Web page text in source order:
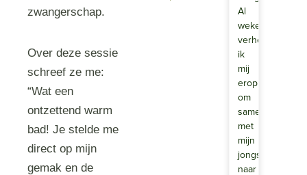
zwangerschap.
Over deze sessie
schreef ze me:
“Wat een
ontzettend warm
bad! Je stelde me
direct op mijn
gemak en de
Al
weken
verheugde
ik
mij
erop
om
samen
met
mijn
jongste
naar